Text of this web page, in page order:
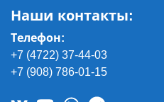
Наши контакты:
Телефон:
+7 (4722) 37-44-03
+7 (908) 786-01-15